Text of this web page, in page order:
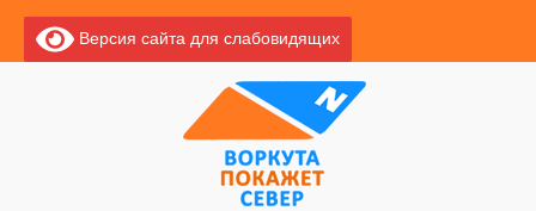
Версия сайта для слабовидящих